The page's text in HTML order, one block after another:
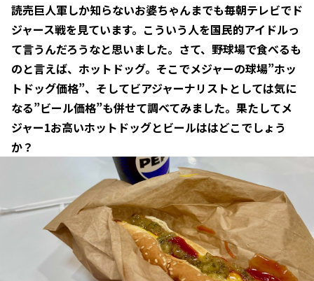
読売巨人軍しか知らないお婆ちゃんまでも毎朝テレビでド
ジャース戦を見ています。こういう人を国民的アイドルっ
て言うんだろうなと思いました。さて、野球場で食べるも
のと言えば、ホットドッグ。そこでメジャーの球場”ホッ
トドッグ価格”、そしてビアジャーナリストとしては気に
なる”ビール価格”も併せて調べてみました。果たしてメ
ジャー1お高いホットドッグとビールははどこでしょう
か？